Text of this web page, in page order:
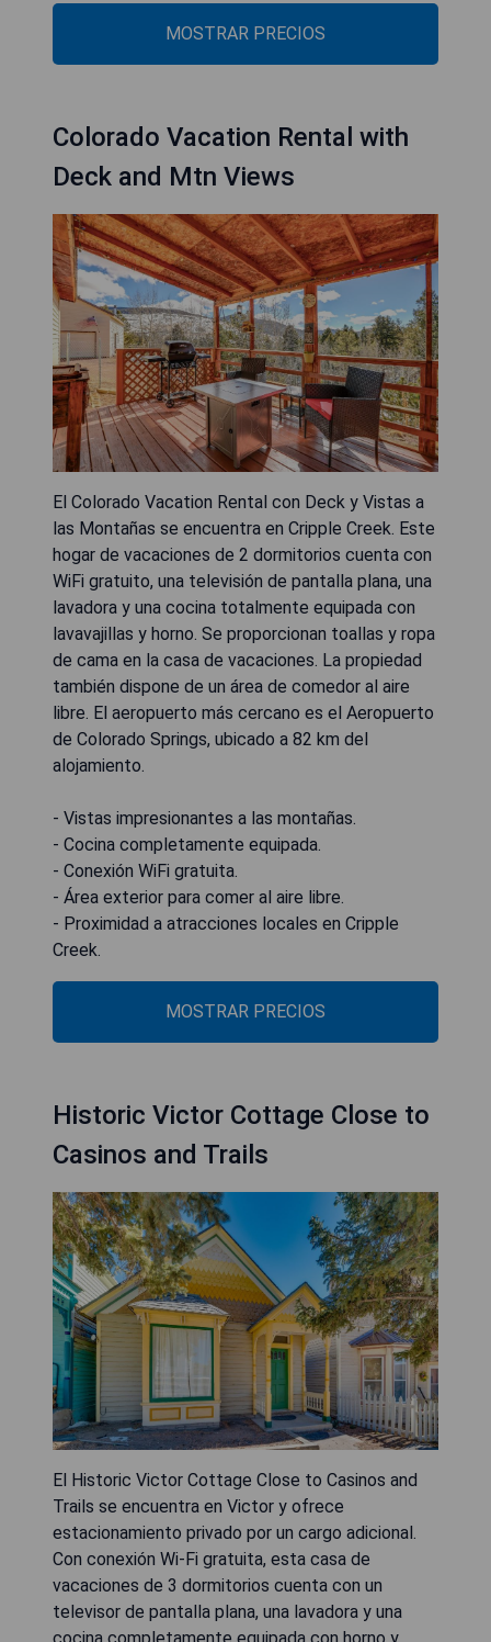
MOSTRAR PRECIOS
Colorado Vacation Rental with
Deck and Mtn Views
El Colorado Vacation Rental con Deck y Vistas a
las Montañas se encuentra en Cripple Creek. Este
hogar de vacaciones de 2 dormitorios cuenta con
WiFi gratuito, una televisión de pantalla plana, una
lavadora y una cocina totalmente equipada con
lavavajillas y horno. Se proporcionan toallas y ropa
de cama en la casa de vacaciones. La propiedad
también dispone de un área de comedor al aire
libre. El aeropuerto más cercano es el Aeropuerto
de Colorado Springs, ubicado a 82 km del
alojamiento.
- Vistas impresionantes a las montañas.
- Cocina completamente equipada.
- Conexión WiFi gratuita.
- Área exterior para comer al aire libre.
- Proximidad a atracciones locales en Cripple
Creek.
MOSTRAR PRECIOS
Historic Victor Cottage Close to
Casinos and Trails
El Historic Victor Cottage Close to Casinos and
Trails se encuentra en Victor y ofrece
estacionamiento privado por un cargo adicional.
Con conexión Wi-Fi gratuita, esta casa de
vacaciones de 3 dormitorios cuenta con un
televisor de pantalla plana, una lavadora y una